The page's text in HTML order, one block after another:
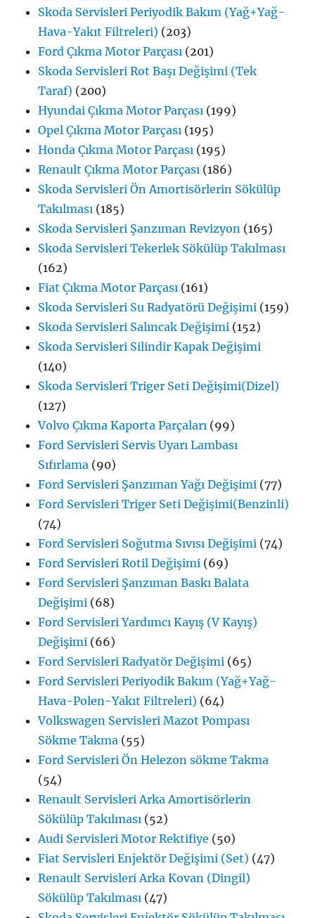
Skoda Servisleri Periyodik Bakım (Yağ+Yağ-
Hava-Yakıt Filtreleri) (203)
Ford Çıkma Motor Parçası (201)
Skoda Servisleri Rot Başı Değişimi (Tek
Taraf) (200)
Hyundai Çıkma Motor Parçası (199)
Opel Çıkma Motor Parçası (195)
Honda Çıkma Motor Parçası (195)
Renault Çıkma Motor Parçası (186)
Skoda Servisleri Ön Amortisörlerin Sökülüp
Takılması (185)
Skoda Servisleri Şanzıman Revizyon (165)
Skoda Servisleri Tekerlek Sökülüp Takılması
(162)
Fiat Çıkma Motor Parçası (161)
Skoda Servisleri Su Radyatörü Değişimi (159)
Skoda Servisleri Salıncak Değişimi (152)
Skoda Servisleri Silindir Kapak Değişimi
(140)
Skoda Servisleri Triger Seti Değişimi(Dizel)
(127)
Volvo Çıkma Kaporta Parçaları (99)
Ford Servisleri Servis Uyarı Lambası
Sıfırlama (90)
Ford Servisleri Şanzıman Yağı Değişimi (77)
Ford Servisleri Triger Seti Değişimi(Benzinli)
(74)
Ford Servisleri Soğutma Sıvısı Değişimi (74)
Ford Servisleri Rotil Değişimi (69)
Ford Servisleri Şanzıman Baskı Balata
Değişimi (68)
Ford Servisleri Yardımcı Kayış (V Kayış)
Değişimi (66)
Ford Servisleri Radyatör Değişimi (65)
Ford Servisleri Periyodik Bakım (Yağ+Yağ-
Hava-Polen-Yakıt Filtreleri) (64)
Volkswagen Servisleri Mazot Pompası
Sökme Takma (55)
Ford Servisleri Ön Helezon sökme Takma
(54)
Renault Servisleri Arka Amortisörlerin
Sökülüp Takılması (52)
Audi Servisleri Motor Rektifiye (50)
Fiat Servisleri Enjektör Değişimi (Set) (47)
Renault Servisleri Arka Kovan (Dingil)
Sökülüp Takılması (47)